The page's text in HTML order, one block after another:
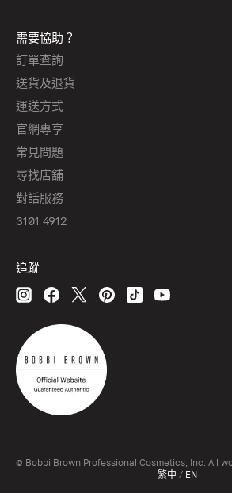
需要協助？
訂單查詢
送貨及退貨
運送方式
官網專享
常見問題
尋找店舖
對話服務
3101 4912
追蹤
© Bobbi Brown Professional Cosmetics, Inc. All
繁中 / EN